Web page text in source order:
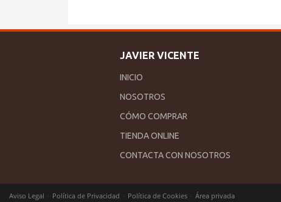
JAVIER VICENTE
INICIO
NOSOTROS
CÓMO COMPRAR
TIENDA ONLINE
CONTACTA CON NOSOTROS
Aviso Legal Política de Privacidad Política de Cookies Área privada